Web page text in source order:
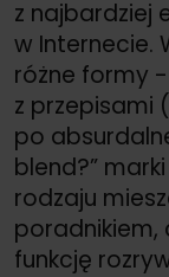
z najbardziej
w Internecie.
różne formy
z przepisami
po
blend?”
rodzaju
poradnikiem,
funkcję